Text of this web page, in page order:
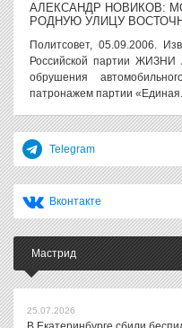
АЛЕКСАНДР НОВИКОВ:
РОДНУЮ УЛИЦУ
Политсовет, 05.09.2006.
Российской партии ЖИЗНИ
обрушения
патронажем партии
Telegram
Вконтакте
Мастрид
25.07.2026